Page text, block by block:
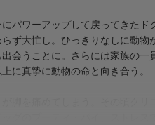
パワーアップして戻ってきたド
ず大忙し。ひっきりなしに動物
会うことに。さらには家族の一
に真摯に動物の命と向き合う。
グのプーティ・パイ、ストレス